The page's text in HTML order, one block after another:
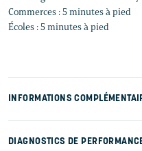
Commerces : 5 minutes à pied
Écoles : 5 minutes à pied
INFORMATIONS
DIAGNOSTICS DE